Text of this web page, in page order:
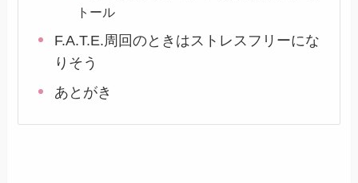
トール
F.A.T.E.周回のときはストレスフリーにな
りそう
あとがき